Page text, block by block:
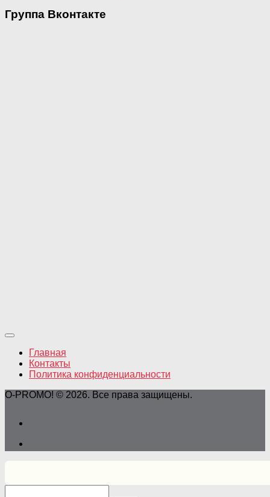
Группа Вконтакте
Главная
Контакты
Политика конфиденциальности
O-PROMO! © 2026. Все права защищены.